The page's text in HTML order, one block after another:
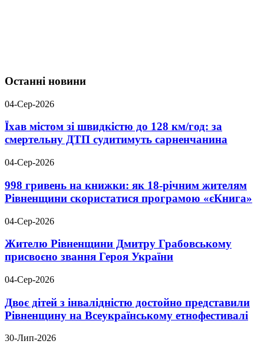
Останні новини
04-Сер-2026
Їхав містом зі швидкістю до 128 км/год: за
смертельну ДТП судитимуть сарненчанина
04-Сер-2026
998 гривень на книжки: як 18-річним жителям
Рівненщини скористатися програмою «єКнига»
04-Сер-2026
Жителю Рівненщини Дмитру Грабовському
присвоєно звання Героя України
04-Сер-2026
Двоє дітей з інвалідністю достойно представили
Рівненщину на Всеукраїнському етнофестивалі
30-Лип-2026